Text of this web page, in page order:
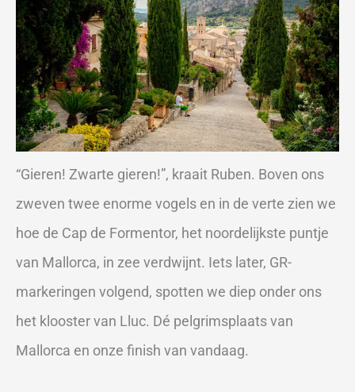
“Gieren! Zwarte gieren!”, kraait Ruben. Boven ons
zweven twee enorme vogels en in de verte zien we
hoe de Cap de Formentor, het noordelijkste puntje
van Mallorca, in zee verdwijnt. Iets later, GR-
markeringen volgend, spotten we diep onder ons
het klooster van Lluc. Dé pelgrimsplaats van
Mallorca en onze finish van vandaag.